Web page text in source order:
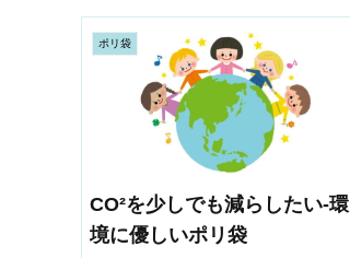
ポリ袋
CO²を少しでも減らしたい-環
境に優しいポリ袋